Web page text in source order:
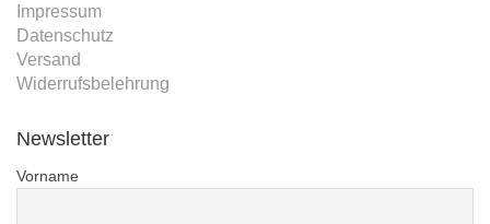
Impressum
Datenschutz
Versand
Widerrufsbelehrung
Newsletter
Vorname